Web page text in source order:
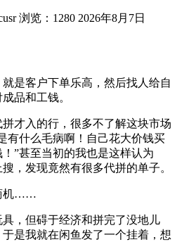
浏览：1280 2026年8月7日
是客户下单乐高，然后找人给自
品和工钱。
才入的行，很多不了解这块市场
有什么毛病啊！自己花大价钱买
”甚至当初的我也是这样认为
，发现竟然有很多代拼的单子。
机……
，但碍于经济和拼完了没地儿
是我就在闲鱼发了一个挂着，想